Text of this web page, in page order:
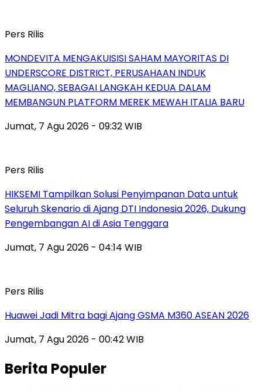
Pers Rilis
MONDEVITA MENGAKUISISI SAHAM MAYORITAS DI
UNDERSCORE DISTRICT, PERUSAHAAN INDUK
MAGLIANO, SEBAGAI LANGKAH KEDUA DALAM
MEMBANGUN PLATFORM MEREK MEWAH ITALIA BARU
Jumat, 7 Agu 2026 - 09:32 WIB
Pers Rilis
HIKSEMI Tampilkan Solusi Penyimpanan Data untuk
Seluruh Skenario di Ajang DTI Indonesia 2026, Dukung
Pengembangan AI di Asia Tenggara
Jumat, 7 Agu 2026 - 04:14 WIB
Pers Rilis
Huawei Jadi Mitra bagi Ajang GSMA M360 ASEAN 2026
Jumat, 7 Agu 2026 - 00:42 WIB
Berita Populer